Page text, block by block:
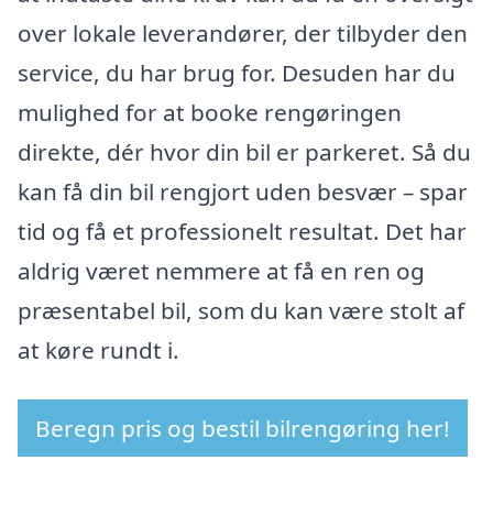
over lokale leverandører, der tilbyder den
service, du har brug for. Desuden har du
mulighed for at booke rengøringen
direkte, dér hvor din bil er parkeret. Så du
kan få din bil rengjort uden besvær – spar
tid og få et professionelt resultat. Det har
aldrig været nemmere at få en ren og
præsentabel bil, som du kan være stolt af
at køre rundt i.
Beregn pris og bestil bilrengøring her!